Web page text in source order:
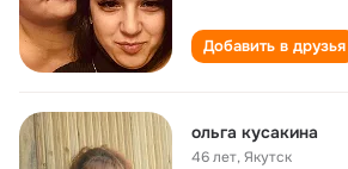
Добавить в друзья
ольга кусакина
46 лет,Якутск